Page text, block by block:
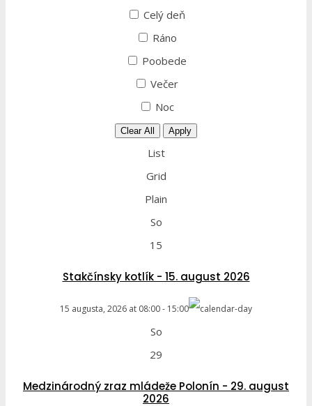
Celý deň
Ráno
Poobede
Večer
Noc
Clear All Apply
List
Grid
Plain
So
15
Stakčínsky kotlík - 15. august 2026
15 augusta, 2026 at 08:00- 15:00
So
29
Medzinárodný zraz mládeže Polonín - 29. august
2026